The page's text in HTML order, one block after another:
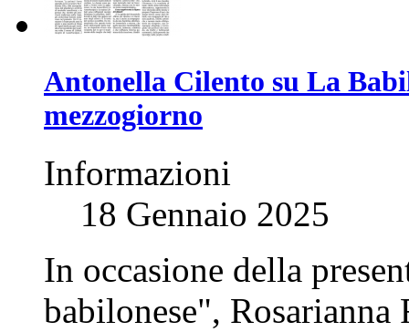
Antonella Cilento su La
mezzogiorno
Informazioni
18 Gennaio 2025
In occasione della
babilonese",